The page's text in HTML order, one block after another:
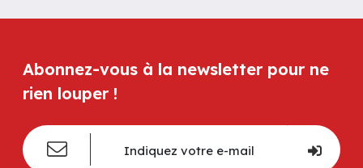
Abonnez-vous à la newsletter pour ne
rien louper !